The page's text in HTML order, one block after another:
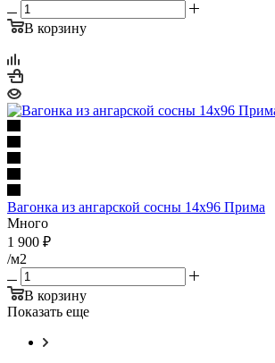
В корзину
Вагонка из ангарской сосны 14х96 Прима
Много
1 900 ₽
/м2
В корзину
Показать еще